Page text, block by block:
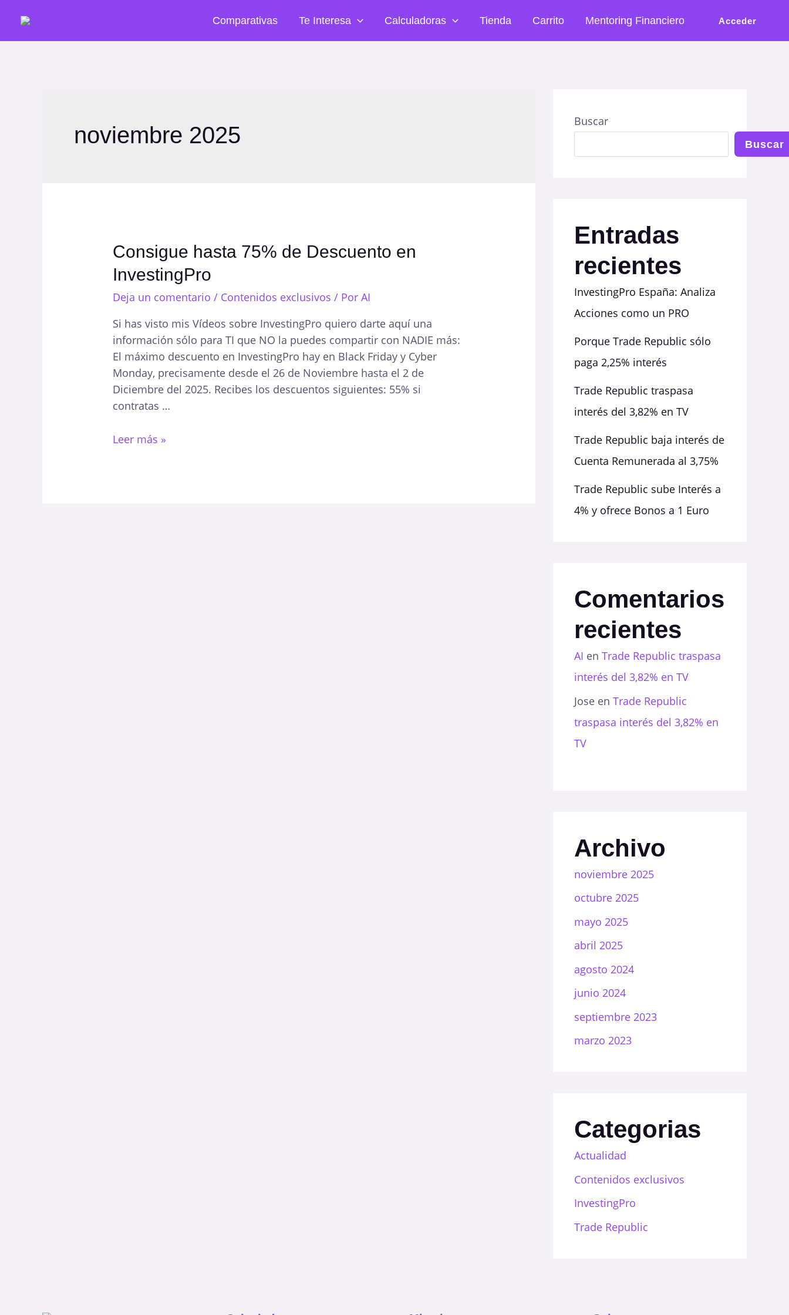
contenido
Comparativas Te Interesa Calculadoras Tienda Carrito Mentoring Financiero Acceder
noviembre 2025
Consigue hasta 75% de Descuento en
InvestingPro
Deja un comentario / Contenidos exclusivos / PorAI
Si has visto mis Vídeos sobre InvestingPro quiero darte aquí una
información sólo para TI que NO la puedes compartir con NADIE más:
El máximo descuento en InvestingPro hay en Black Friday y Cyber
Monday, precisamente desde el 26 de Noviembre hasta el 2 de
Diciembre del 2025. Recibes los descuentos siguientes: 55% si
contratas …
Consigue
Leer más »
Buscar
Buscar
Entradas
recientes
InvestingPro España: Analiza
Acciones como un PRO
Porque Trade Republic sólo
paga 2,25% interés
Trade Republic traspasa
interés del 3,82% en TV
Trade Republic baja interés de
Cuenta Remunerada al 3,75%
Trade Republic sube Interés a
4% y ofrece Bonos a 1 Euro
Comentarios
recientes
AI en Trade Republic traspasa
interés del 3,82% en TV
Jose en Trade Republic
traspasa interés del 3,82% en
TV
Archivo
noviembre 2025
octubre 2025
mayo 2025
abril 2025
agosto 2024
junio 2024
septiembre 2023
marzo 2023
Categorias
Actualidad
Contenidos exclusivos
InvestingPro
Trade Republic